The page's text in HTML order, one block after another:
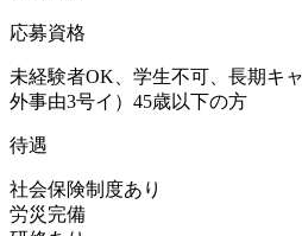
応募資格
未経験者OK、学生不可、長期キ
外事由3号イ）45歳以下の方
待遇
社会保険制度あり
労災完備